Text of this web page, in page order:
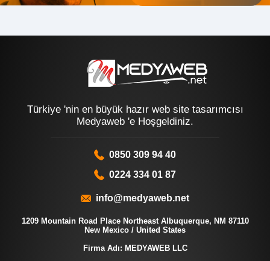
Türkiye 'nin en büyük hazır web site tasarımcısı
Medyaweb 'e Hoşgeldiniz.
0850 309 94 40
0224 334 01 87
info@medyaweb.net
1209 Mountain Road Place Northeast Albuquerque, NM 87110
New Mexico / United States
Firma Adı: MEDYAWEB LLC